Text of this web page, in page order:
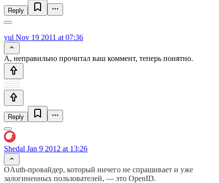
Reply
yul Nov 19 2011 at 07:36
А, неправильно прочитал ваш коммент, теперь понятно.
Reply
Shedal Jan 9 2012 at 13:26
OAuth-провайдер, который ничего не спрашивает и уже
залогиненных пользователей, — это OpenID.